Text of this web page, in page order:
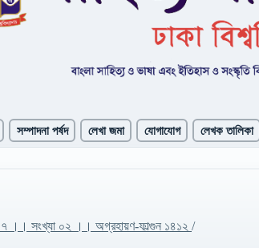
সম্পাদনা পর্ষদ লেখা জমা যোগাযোগ লেখক তালিকা
।। সংখ্যা ০২ ।। অগ্রহায়ণ-ফাল্গুন ১৪১২ /